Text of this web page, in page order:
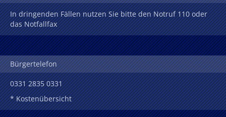
In dringenden Fällen nutzen Sie bitte den Notruf 110 oder
das Notfallfax
Bürgertelefon
0331 2835 0331
* Kostenübersicht